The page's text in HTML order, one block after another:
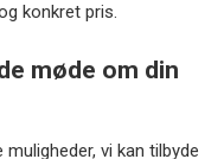
konkret pris.
møde om din
vi kan tilbyde